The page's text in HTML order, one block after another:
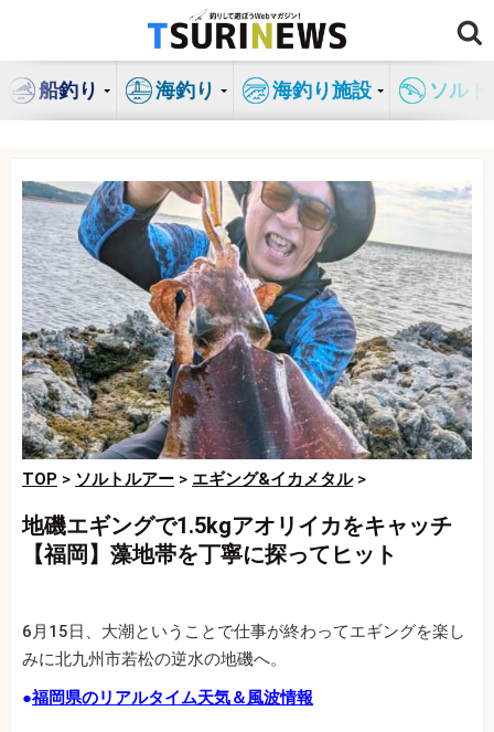
ン
船釣り 海釣り 海釣り施設 ソル
TOP > ソルトルアー > エギング&イカメタル>
地磯エギングで1.5kgアオリイカをキャッチ
【福岡】藻地帯を丁寧に探ってヒット
6月15日、大潮ということで仕事が終わってエギングを楽し
みに北九州市若松の逆水の地磯へ。
●福岡県のリアルタイム天気＆風波情報